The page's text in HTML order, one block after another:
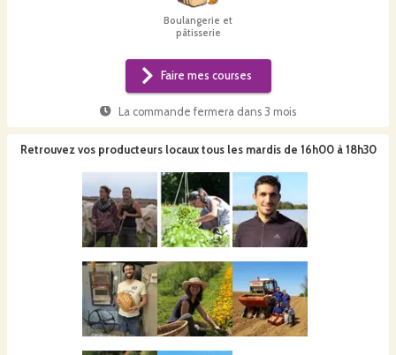
Boulangerie et
pâtisserie
Faire mes courses
La commande fermera dans 3 mois
Retrouvez vos producteurs locaux tous les mardis de 16h00 à 18h30